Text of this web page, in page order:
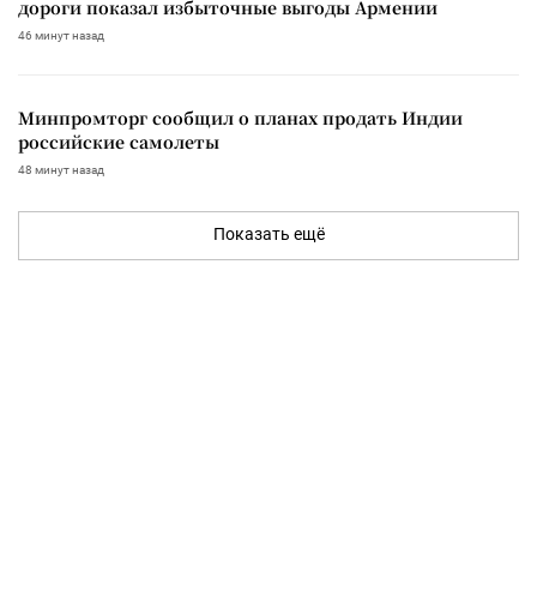
дороги показал избыточные выгоды Армении
46 минут назад
Минпромторг сообщил о планах продать Индии
российские самолеты
48 минут назад
Показать ещё